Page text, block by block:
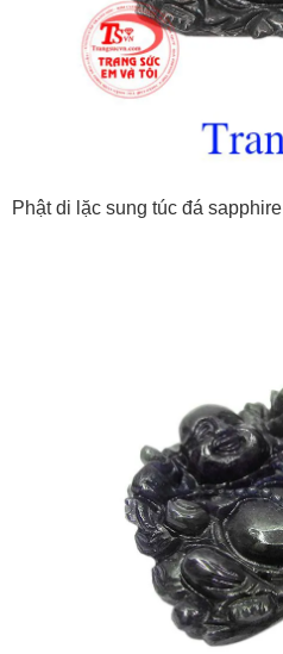
Phật di lặc sung túc đá sapphire